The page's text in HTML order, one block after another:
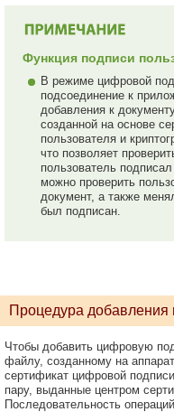
Функция подписи
В режиме цифровой
подсоединение к
добавления к
созданной на основе
пользователя и
что позволяет
пользователь
можно проверить
документ, а также
был подписан.
Процедура добавления
Чтобы добавить цифровую
файлу, созданному на
сертификат цифровой
пару, выданные центром
Последовательность